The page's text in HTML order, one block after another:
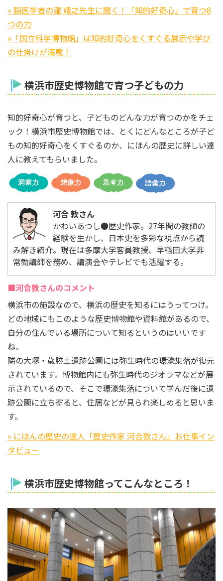
» 脳医学者の瀧 靖之先生に聞く！「知的好奇心」で育つ8
つの力
»「国立科学博物館」は知的好奇心をくすぐる展示や学び
の仕掛けが満載！
横浜市歴史博物館で育つ子どもの力
知的好奇心が育つと、子どものどんな力が育つのかをチェ
ック！横浜市歴史博物館では、とくにどんなところが子ど
もの知的好奇心をくすぐるのか、にほんの歴史に詳しい達
人に教えてもらいました。
河合 敦さん
かわいあつし●歴史作家。27年間の教師の
経験を生かし、日本史を多彩な視点から読
み解き紹介。現在は多摩大学客員教授、早稲田大学非
常勤講師を務め、講演会やテレビでも活躍する。
■河合敦さんのコメント
横浜市の施設なので、横浜の歴史を知るにはうってつけ。
どの地域にもこのような歴史博物館や資料館があるので、
自分の住んでいる場所について知るというのはいいです
ね。
隣の大塚・歳勝土遺跡公園には弥生時代の環濠集落が復元
されています。博物館内にも弥生時代のジオラマなどが展
示されているので、そこで環濠集落について学んだ後に遺
跡公園に立ち寄ると、住居などが見られ楽しめると思いま
す。
» にほんの歴史の達人「歴史作家 河合敦さん」お仕事イン
タビュー
横浜市歴史博物館ってこんなところ！